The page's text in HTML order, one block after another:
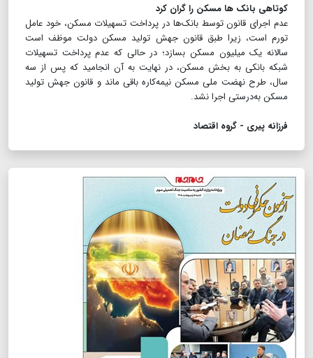
کوتاهی بانک ها مسکن را گران کرد
عدم اجرای قانون توسط بانک‌ها در پرداخت تسهیلات مسکن، خود عامل
تورم است، زیرا طبق قانون جهش تولید مسکن دولت موظف است
سالانه یک میلیون مسکن بسازد؛ در حالی که عدم پرداخت تسهیلات
شبکه بانکی به بخش مسکن، در نهایت به آن انجامید که پس از سه
سال، طرح نهضت ملی مسکن نیمه‌کاره باقی ماند و قانون جهش تولید
مسکن به‌درستی اجرا نشد.
فرزانه پیری - گروه اقتصاد